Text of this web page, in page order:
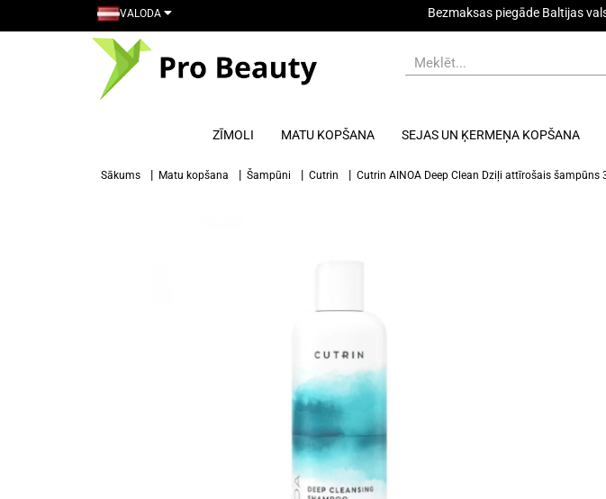
VALODA Bezmaksas piegāde Baltijas
ZĪMOLI MATU KOPŠANA SEJAS UN ĶERMEŅA KOPŠANA
Sākums Matu kopšana Šampūni Cutrin Cutrin AINOA Deep Clean Dziļi attīrošais šampūns